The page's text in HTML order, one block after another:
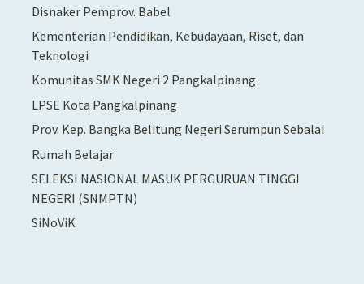
Disnaker Pemprov. Babel
Kementerian Pendidikan, Kebudayaan, Riset, dan
Teknologi
Komunitas SMK Negeri 2 Pangkalpinang
LPSE Kota Pangkalpinang
Prov. Kep. Bangka Belitung Negeri Serumpun Sebalai
Rumah Belajar
SELEKSI NASIONAL MASUK PERGURUAN TINGGI
NEGERI (SNMPTN)
SiNoViK